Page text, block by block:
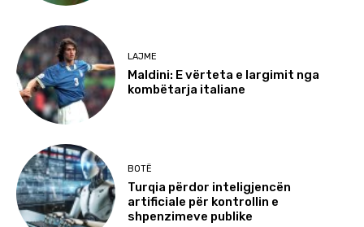
LAJME
Maldini: E vërteta e largimit nga
kombëtarja italiane
BOTË
Turqia përdor inteligjencën
artificiale për kontrollin e
shpenzimeve publike